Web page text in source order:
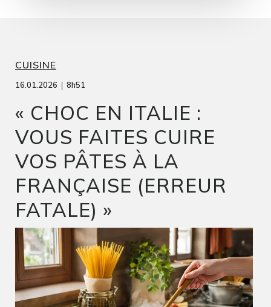
CUISINE
16.01.2026 | 8h51
« CHOC EN ITALIE :
VOUS FAITES CUIRE
VOS PÂTES À LA
FRANÇAISE (ERREUR
FATALE) »